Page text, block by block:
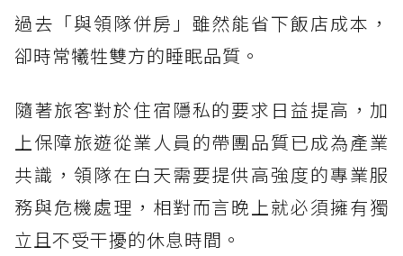
過去「與領隊併房」雖然能省下飯店成本，
卻時常犧牲雙方的睡眠品質。
隨著旅客對於住宿隱私的要求日益提高，加
上保障旅遊從業人員的帶團品質已成為產業
共識，領隊在白天需要提供高強度的專業服
務與危機處理，相對而言晚上就必須擁有獨
立且不受干擾的休息時間。